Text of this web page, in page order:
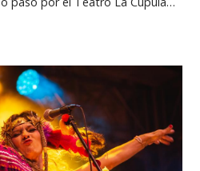
tenernos a